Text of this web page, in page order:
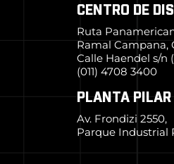
CENTRO DE
Ruta
Ramal Campana,
Calle Haendel s/n
(011) 4708 3400
PLANTA PILAR
Av. Frondizi 2550,
Parque Industrial